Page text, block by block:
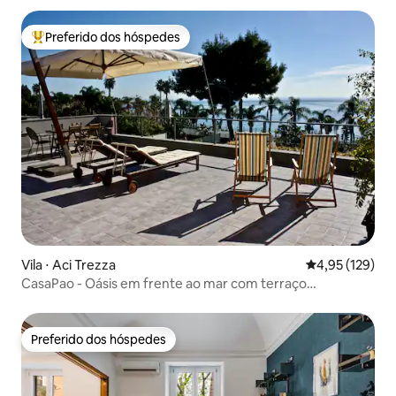
Entre os melhores preferidos dos hóspedes
Preferido dos hóspedes
Vila ⋅ Aci Trezza 4,95 de uma
4,95 (129)
CasaPao - Oásis em frente ao mar com terraço
Preferido dos hóspedes
Preferido dos hóspedes